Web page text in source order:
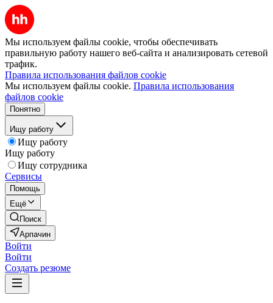
Мы используем файлы cookie, чтобы обеспечивать
правильную работу нашего веб-сайта и анализировать сетевой
трафик.
Правила использования файлов cookie
Мы используем файлы cookie. Правила использования
файлов cookie
Понятно
Ищу работу
Ищу работу
Ищу работу
Ищу сотрудника
Сервисы
Помощь
Ещё
Поиск
Арпачин
Войти
Войти
Создать резюме